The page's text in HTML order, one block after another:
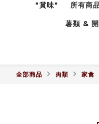
"賞味" 所有商
薯類 &
全部商品 肉類 家禽